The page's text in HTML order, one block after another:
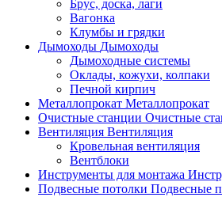
Брус, доска, лаги
Вагонка
Клумбы и грядки
Дымоходы Дымоходы
Дымоходные системы
Оклады, кожухи, колпаки
Печной кирпич
Металлопрокат Металлопрокат
Очистные станции Очистные
Вентиляция Вентиляция
Кровельная вентиляция
Вентблоки
Инструменты для монтажа
Подвесные потолки Подвесные